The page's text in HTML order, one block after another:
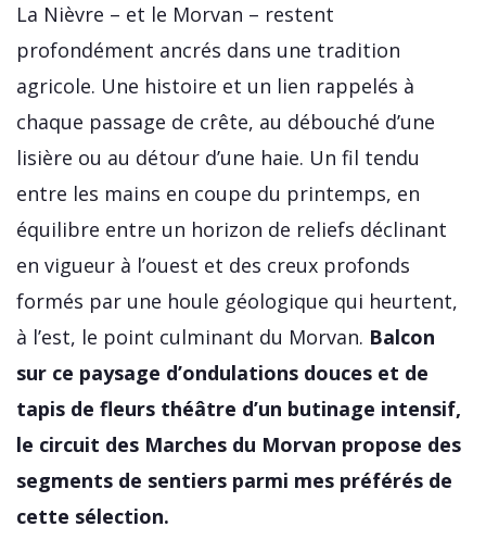
La Nièvre – et le Morvan – restent
profondément ancrés dans une tradition
agricole. Une histoire et un lien rappelés à
chaque passage de crête, au débouché d’une
lisière ou au détour d’une haie. Un fil tendu
entre les mains en coupe du printemps, en
équilibre entre un horizon de reliefs déclinant
en vigueur à l’ouest et des creux profonds
formés par une houle géologique qui heurtent,
à l’est, le point culminant du Morvan. Balcon
sur ce paysage d’ondulations douces et de
tapis de fleurs théâtre d’un butinage intensif,
le circuit des Marches du Morvan propose des
segments de sentiers parmi mes préférés de
cette sélection.